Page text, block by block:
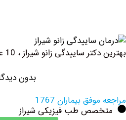
ساییدگی زانو شیراز ، 10 عامل اصلی
بدون دیدگاه
بیماران 1767
طب فیزیکی شیراز